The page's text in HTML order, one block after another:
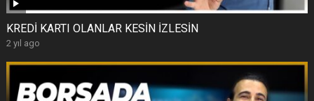
KREDİ KARTI OLANLAR KESİN İZLESİN
2 yıl ago